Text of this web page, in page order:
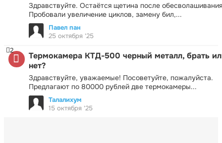
Здравствуйте. Остаётся щетина после
Пробовали увеличение циклов, замену бил,...
Павел пан
25 октября '25
Термокамера КТД-500 черный металл, брать
нет?
Здравствуйте, уважаемые! Посоветуйте, пожалуйста.
Предлагают по 80000 рублей две термокамеры...
2
Талалихум
15 октября '25